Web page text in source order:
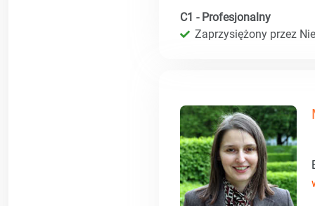
C1 - Profesjonalny
Zaprzysiężony przez